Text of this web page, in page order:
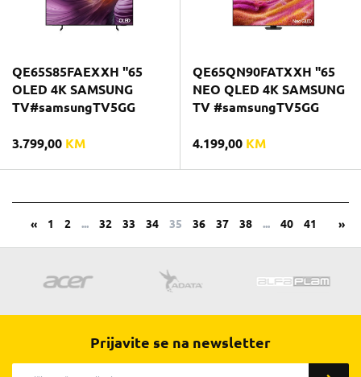
QE65S85FAEXXH "65
OLED 4K SAMSUNG
TV#samsungTV5GG
3.799,00 KM
QE65QN90FATXXH "65
NEO QLED 4K SAMSUNG
TV #samsungTV5GG
4.199,00 KM
« 1 2 ... 32 33 34 35 36 37 38 ... 40 41 »
Prijavite se na newsletter